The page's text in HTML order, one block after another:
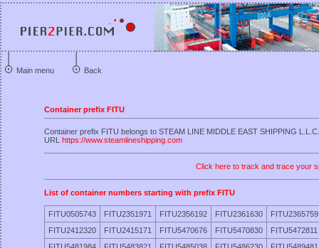
Main menu Back
Container prefix FITU
Container prefix FITU belongs to STEAM LINE MIDDLE EAST SHIPPING L.L.C.
URL https://www.steamlineshipping.com
Click here to track and trace your
List of container numbers starting with prefix FITU
FITU0505743 FITU2351971 FITU2356192 FITU2361630
FITU2365759
FITU2412320
FITU2415171 FITU5470676 FITU5470830
FITU5472811